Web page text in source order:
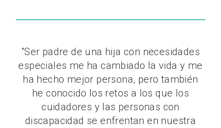
"Ser padre de una hija con necesidades
especiales me ha cambiado la vida y me
ha hecho mejor persona, pero también
he conocido los retos a los que los
cuidadores y las personas con
discapacidad se enfrentan en nuestra